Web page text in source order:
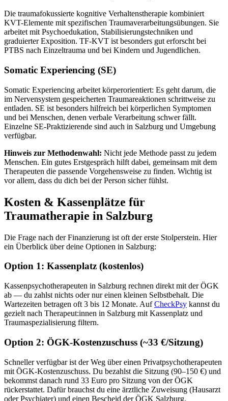
Die traumafokussierte kognitive Verhaltenstherapie kombiniert
KVT-Elemente mit spezifischen Traumaverarbeitungsübungen. Sie
arbeitet mit Psychoedukation, Stabilisierungstechniken und
graduierter Exposition. TF-KVT ist besonders gut erforscht bei
PTBS nach Einzeltrauma und bei Kindern und Jugendlichen.
Somatic Experiencing (SE)
Somatic Experiencing arbeitet körperorientiert: Es geht darum, die
im Nervensystem gespeicherten Traumareaktionen schrittweise zu
entladen. SE ist besonders hilfreich bei körperlichen Symptomen
und bei Menschen, denen verbale Verarbeitung schwer fällt.
Einzelne SE-Praktizierende sind auch in Salzburg und Umgebung
verfügbar.
Hinweis zur Methodenwahl: Nicht jede Methode passt zu jedem
Menschen. Ein gutes Erstgespräch hilft dabei, gemeinsam mit dem
Therapeuten die passende Vorgehensweise zu finden. Wichtig ist
vor allem, dass du dich bei der Person sicher fühlst.
Kosten & Kassenplätze für
Traumatherapie in Salzburg
Die Frage nach der Finanzierung ist oft der erste Stolperstein. Hier
ein Überblick über deine Optionen in Salzburg:
Option 1: Kassenplatz (kostenlos)
Kassenpsychotherapeuten in Salzburg rechnen direkt mit der ÖGK
ab — du zahlst nichts oder nur einen kleinen Selbstbehalt. Die
Wartezeiten betragen oft 3 bis 12 Monate. Auf CheckPsy kannst du
gezielt nach Therapeut:innen in Salzburg mit Kassenplatz und
Traumaspezialisierung filtern.
Option 2: ÖGK-Kostenzuschuss (~33 €/Sitzung)
Schneller verfügbar ist der Weg über einen Privatpsychotherapeuten
mit ÖGK-Kostenzuschuss. Du bezahlst die Sitzung (90–150 €) und
bekommst danach rund 33 Euro pro Sitzung von der ÖGK
rückerstattet. Dafür brauchst du eine ärztliche Zuweisung (Hausarzt
oder Psychiater) und einen Bescheid der ÖGK Salzburg.